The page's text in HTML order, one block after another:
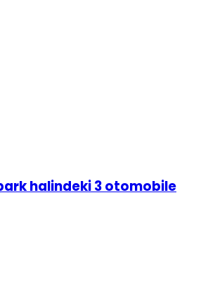
halindeki 3 otomobile